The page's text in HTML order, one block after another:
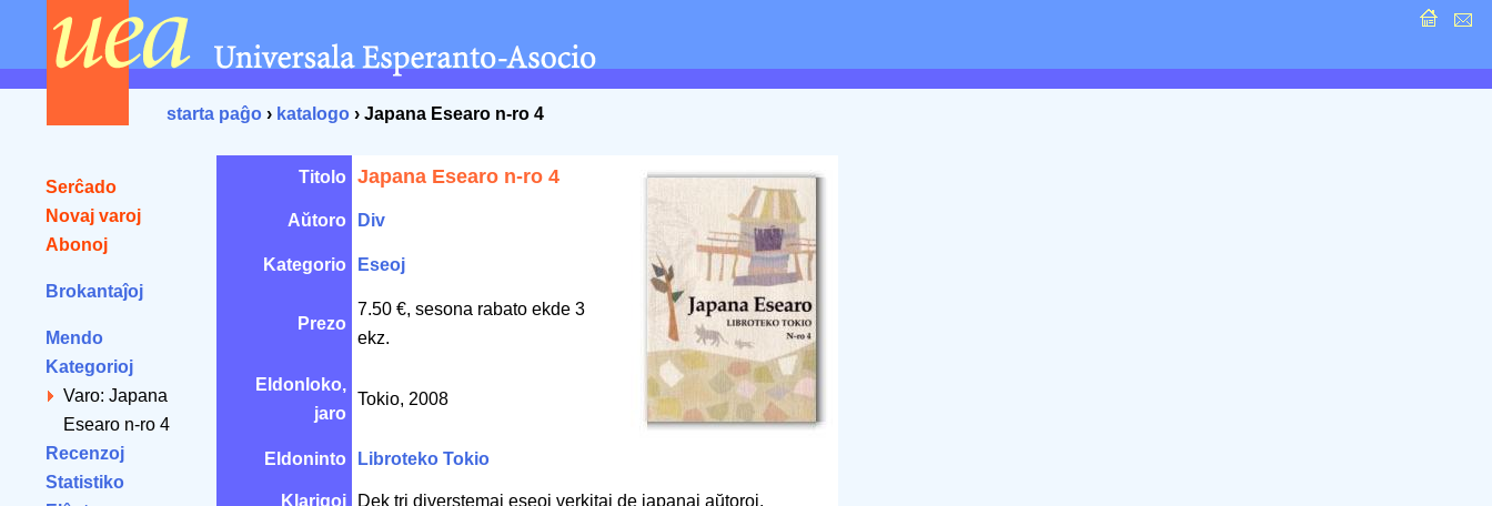
starta paĝo › katalogo › Japana Esearo n-ro 4
Serĉado
Novaj varoj
Abonoj
Brokantaĵoj
Mendo
Kategorioj
Varo: Japana
Esearo n-ro 4
Recenzoj
Statistiko
Titolo Japana Esearo n-ro 4
Aŭtoro Div
Kategorio Eseoj
Prezo
7.50 €, sesona rabato ekde 3
ekz.
Eldonloko,
jaro
Tokio, 2008
Eldoninto Libroteko Tokio
Klarigoj Dek tri diverstemaj eseoj verkitaj de japanaj aŭtoroj.